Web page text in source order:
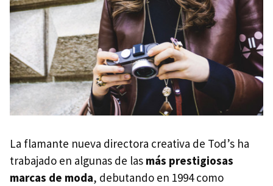
La flamante nueva directora creativa de Tod’s ha
trabajado en algunas de las más prestigiosas
marcas de moda, debutando en 1994 como